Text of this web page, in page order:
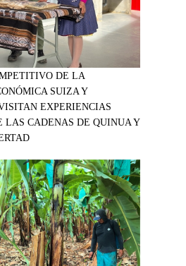
DE LA
SUIZA Y
EXPERIENCIAS
LAS CADENAS DE QUINUA Y